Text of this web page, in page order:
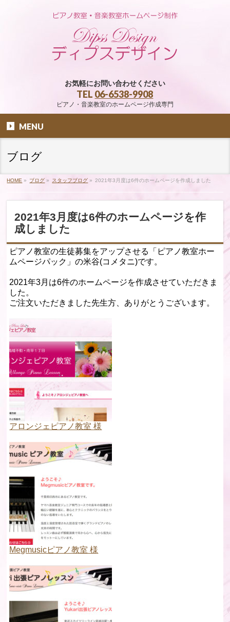
お気軽にお問い合わせください
TEL 06-6538-9908
ピアノ・音楽教室のホームページ作成専門
MENU
ブログ
HOME » ブログ » スタッフブログ » 2021年3月度は6件のホームページを作成しました
2021年3月度は6件のホームページを作
成しました
ピアノ教室の生徒募集をアップさせる「ピアノ教室ホー
ムページパック」の米谷(コメタニ)です。
2021年3月は6件のホームページを作成させていただきま
した。
ご注文いただきました先生方、ありがとうございます。
アロンジェピアノ教室 様
Megmusicピアノ教室 様